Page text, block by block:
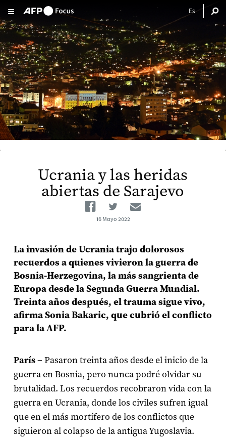
Pasar al contenido principal
Ucrania y las heridas
abiertas de Sarajevo
Facebook
TwitterEmail
16 Mayo 2022
La invasión de Ucrania trajo dolorosos
recuerdos a quienes vivieron la guerra de
Bosnia-Herzegovina, la más sangrienta de
Europa desde la Segunda Guerra Mundial.
Treinta años después, el trauma sigue vivo,
afirma Sonia Bakaric, que cubrió el conflicto
para la AFP.
París – Pasaron treinta años desde el inicio de la
guerra en Bosnia, pero nunca podré olvidar su
brutalidad. Los recuerdos recobraron vida con la
guerra en Ucrania, donde los civiles sufren igual
que en el más mortífero de los conflictos que
siguieron al colapso de la antigua Yugoslavia.